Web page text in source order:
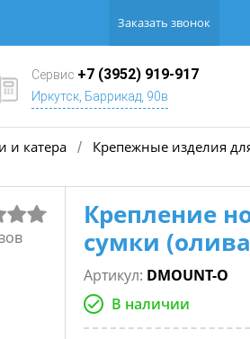
Заказать звонок
Сервис +7 (3952) 919-917
Иркутск, Баррикад, 90в
и катера / Крепежные изделия
Крепление
сумки
Артикул: DMOUNT-O
В наличии